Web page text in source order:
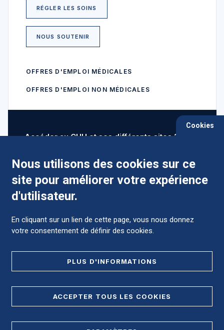
RÉGLER LES SOINS
NOUS SOUTENIR
OFFRES D'EMPLOI MÉDICALES
OFFRES D'EMPLOI NON MÉDICALES
Accéder au CHU et ses différents sites ?
Comment préparer mon hospitalisation ?
Cookies
Nous utilisons des cookies sur ce
site pour améliorer votre expérience
d'utilisateur.
En cliquant sur un lien de cette page, vous nous donnez
votre consentement de définir des cookies.
PLUS D'INFORMATIONS
ACCEPTER TOUS LES COOKIES